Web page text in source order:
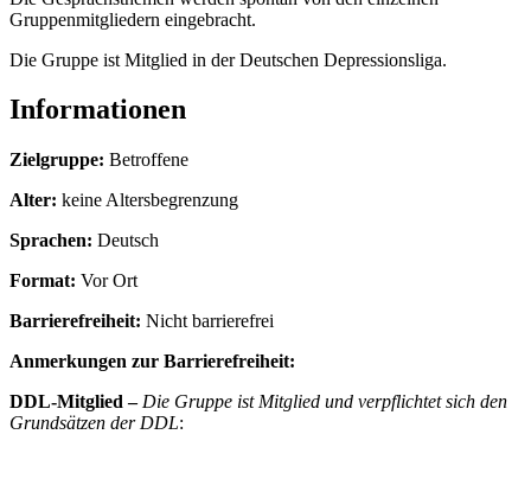
Gruppenmitgliedern eingebracht.
Die Gruppe ist Mitglied in der Deutschen Depressionsliga.
Informationen
Zielgruppe: Betroffene
Alter: keine Altersbegrenzung
Sprachen: Deutsch
Format: Vor Ort
Barrierefreiheit: Nicht barrierefrei
Anmerkungen zur Barrierefreiheit:
DDL-Mitglied – Die Gruppe ist Mitglied und verpflichtet sich den
Grundsätzen der DDL: